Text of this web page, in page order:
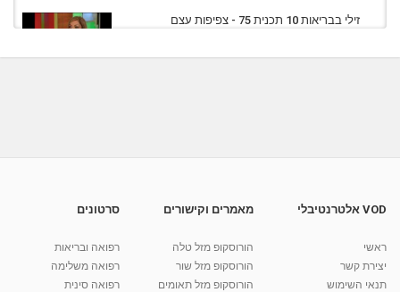
זילי בבריאות 10 תכנית 75 - צפיפות עצם
מאת
VOD אלטרנטיבלי
ראשי
יצירת קשר
תנאי השימוש
מאמרים וקישורים
הורוסקופ מזל טלה
הורוסקופ מזל שור
הורוסקופ מזל תאומים
סרטונים
רפואה ובריאות
רפואה משלימה
רפואה סינית